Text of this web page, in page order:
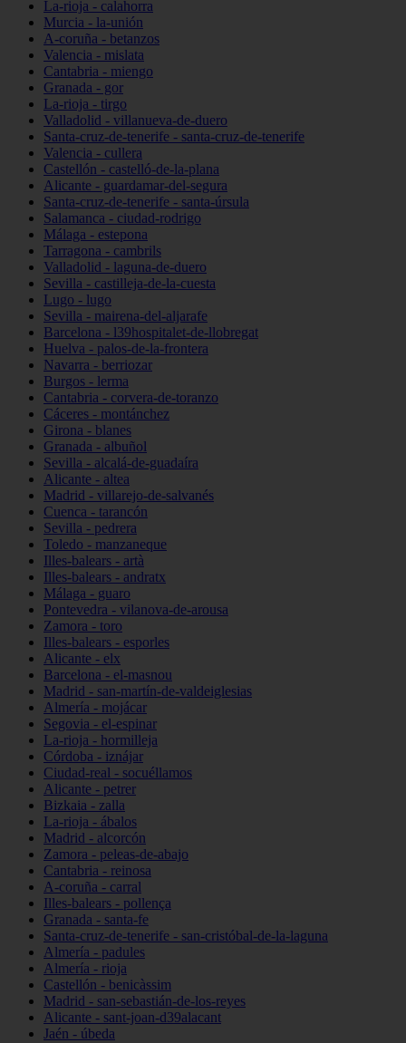
La-rioja - calahorra
Murcia - la-unión
A-coruña - betanzos
Valencia - mislata
Cantabria - miengo
Granada - gor
La-rioja - tirgo
Valladolid - villanueva-de-duero
Santa-cruz-de-tenerife - santa-cruz-de-tenerife
Valencia - cullera
Castellón - castelló-de-la-plana
Alicante - guardamar-del-segura
Santa-cruz-de-tenerife - santa-úrsula
Salamanca - ciudad-rodrigo
Málaga - estepona
Tarragona - cambrils
Valladolid - laguna-de-duero
Sevilla - castilleja-de-la-cuesta
Lugo - lugo
Sevilla - mairena-del-aljarafe
Barcelona - l39hospitalet-de-llobregat
Huelva - palos-de-la-frontera
Navarra - berriozar
Burgos - lerma
Cantabria - corvera-de-toranzo
Cáceres - montánchez
Girona - blanes
Granada - albuñol
Sevilla - alcalá-de-guadaíra
Alicante - altea
Madrid - villarejo-de-salvanés
Cuenca - tarancón
Sevilla - pedrera
Toledo - manzaneque
Illes-balears - artà
Illes-balears - andratx
Málaga - guaro
Pontevedra - vilanova-de-arousa
Zamora - toro
Illes-balears - esporles
Alicante - elx
Barcelona - el-masnou
Madrid - san-martín-de-valdeiglesias
Almería - mojácar
Segovia - el-espinar
La-rioja - hormilleja
Córdoba - iznájar
Ciudad-real - socuéllamos
Alicante - petrer
Bizkaia - zalla
La-rioja - ábalos
Madrid - alcorcón
Zamora - peleas-de-abajo
Cantabria - reinosa
A-coruña - carral
Illes-balears - pollença
Granada - santa-fe
Santa-cruz-de-tenerife - san-cristóbal-de-la-laguna
Almería - padules
Almería - rioja
Castellón - benicàssim
Madrid - san-sebastián-de-los-reyes
Alicante - sant-joan-d39alacant
Jaén - úbeda